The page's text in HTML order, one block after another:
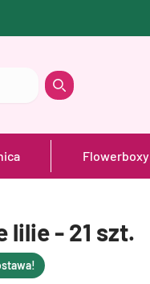
Szukaj
Flowerboxy
lilie - 21 szt.